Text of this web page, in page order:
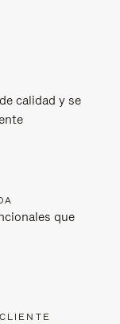
calidad y se
que